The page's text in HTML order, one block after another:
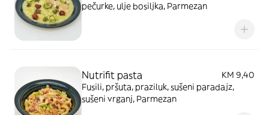
pečurke, ulje bosiljka, Parmezan
Nutrifit pasta
KM 9,40
Fusili, pršuta, praziluk, sušeni paradajz,
sušeni vrganj, Parmezan